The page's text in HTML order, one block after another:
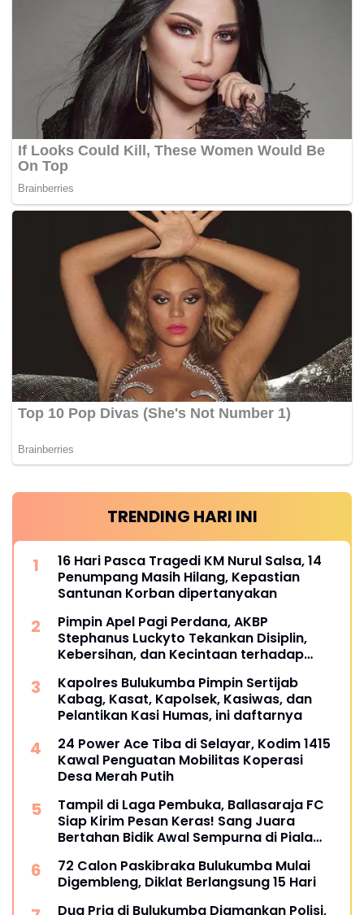
TRENDING HARI INI
16 Hari Pasca Tragedi KM Nurul Salsa, 14
Penumpang Masih Hilang, Kepastian
Santunan Korban dipertanyakan
Pimpin Apel Pagi Perdana, AKBP
Stephanus Luckyto Tekankan Disiplin,
Kebersihan, dan Kecintaan terhadap
Kapolres Bulukumba Pimpin Sertijab
Kabag, Kasat, Kapolsek, Kasiwas, dan
Pelantikan Kasi Humas, ini daftarnya
24 Power Ace Tiba di Selayar, Kodim 1415
Kawal Penguatan Mobilitas Koperasi
Desa Merah Putih
Tampil di Laga Pembuka, Ballasaraja FC
Siap Kirim Pesan Keras! Sang Juara
Bertahan Bidik Awal Sempurna di Piala
72 Calon Paskibraka Bulukumba Mulai
Digembleng, Diklat Berlangsung 15 Hari
Dua Pria di Bulukumba Diamankan Polisi,